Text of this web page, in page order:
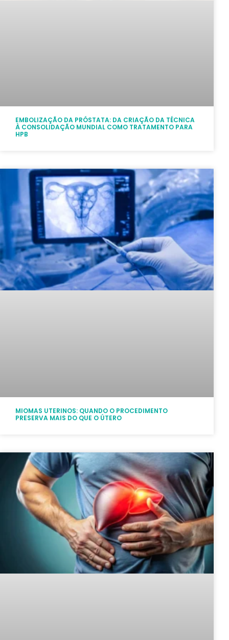
EMBOLIZAÇÃO DA PRÓSTATA: DA CRIAÇÃO DA TÉCNICA
À CONSOLIDAÇÃO MUNDIAL COMO TRATAMENTO PARA
HPB
MIOMAS UTERINOS: QUANDO O PROCEDIMENTO
PRESERVA MAIS DO QUE O ÚTERO